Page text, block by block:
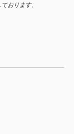
おります。